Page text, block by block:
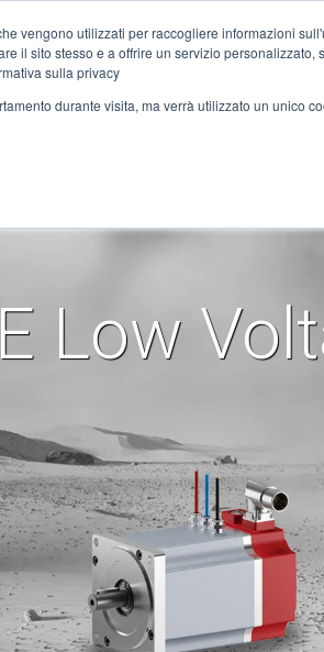
vengono utilizzati per raccogliere informazioni
il sito stesso e a offrire un servizio personalizzato,
sulla privacy
durante visita, ma verrà utilizzato un unico
Nachrichten DC-Motoren
SYNERGIEN MEDIA
Helical